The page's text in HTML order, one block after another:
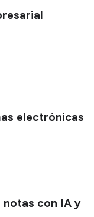
electrónicas
notas con IA y